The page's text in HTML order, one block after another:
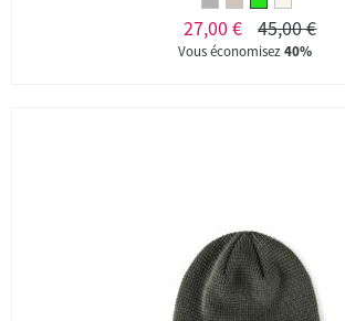
27,00 € 45,00 €
Vous économisez40%